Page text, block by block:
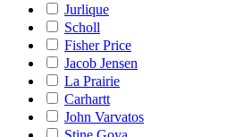
Jurlique
Scholl
Fisher Price
Jacob Jensen
La Prairie
Carhartt
John Varvatos